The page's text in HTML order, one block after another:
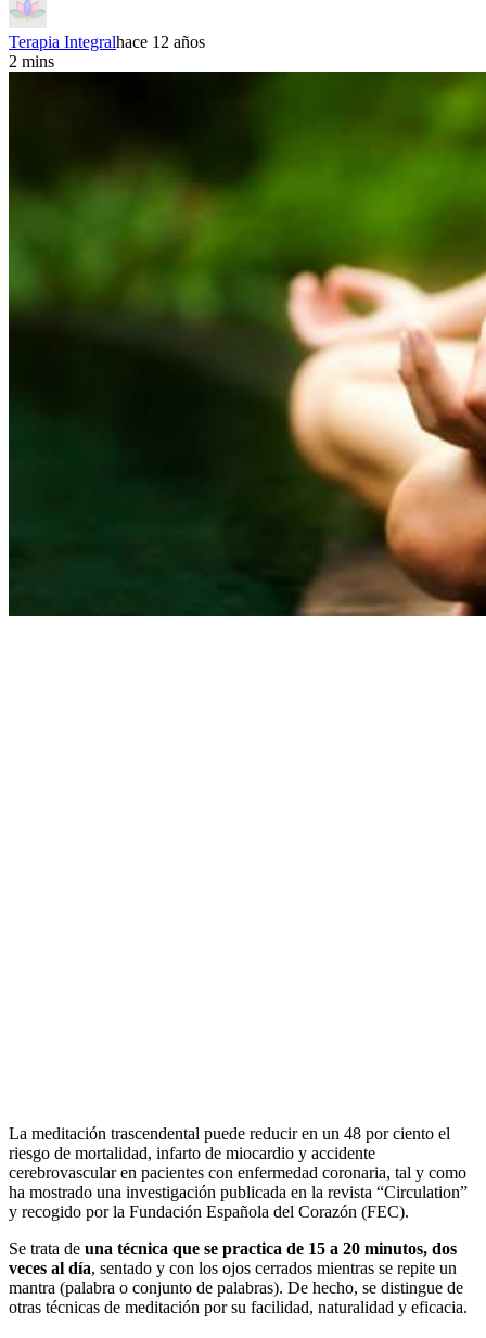
Terapia Integralhace 12 años
2 mins
La meditación trascendental puede reducir en un 48 por ciento el
riesgo de mortalidad, infarto de miocardio y accidente
cerebrovascular en pacientes con enfermedad coronaria, tal y como
ha mostrado una investigación publicada en la revista “Circulation”
y recogido por la Fundación Española del Corazón (FEC).
Se trata de una técnica que se practica de 15 a 20 minutos, dos
veces al día, sentado y con los ojos cerrados mientras se repite un
mantra (palabra o conjunto de palabras). De hecho, se distingue de
otras técnicas de meditación por su facilidad, naturalidad y eficacia.